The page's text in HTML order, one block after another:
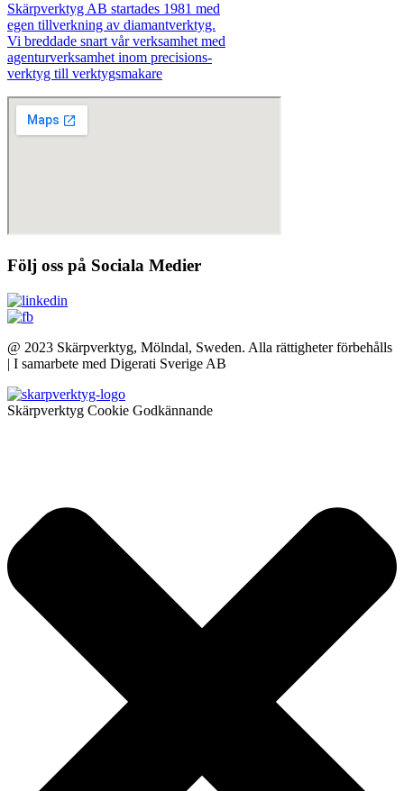
Skärpverktyg AB startades 1981 med
egen tillverkning av diamantverktyg.
Vi breddade snart vår verksamhet med
agenturverksamhet inom precisions-
verktyg till verktygsmakare
Följ oss på Sociala Medier
@ 2023 Skärpverktyg, Mölndal, Sweden. Alla rättigheter förbehålls
| I samarbete med Digerati Sverige AB
Skärpverktyg Cookie Godkännande